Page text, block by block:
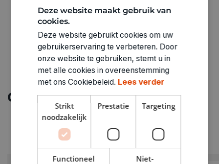
Ontdek meer
Deze website maakt gebruik van
cookies.
Deze website gebruikt cookies om uw
gebruikerservaring te verbeteren. Door
onze website te gebruiken, stemt u in
met alle cookies in overeenstemming
met ons Cookiebeleid. Lees verder
Strikt
noodzakelijk
Prestatie Targeting
Functioneel
Niet-